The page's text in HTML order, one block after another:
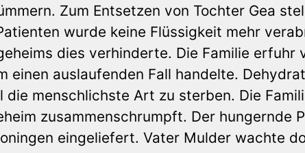
Zum Entsetzen von Tochter Gea
wurde keine Flüssigkeit mehr
dies verhinderte. Die Familie erfuhr
einen auslaufenden Fall handelte.
die menschlichste Art zu sterben. Die
zusammenschrumpft. Der hungernde
eingeliefert. Vater Mulder wachte